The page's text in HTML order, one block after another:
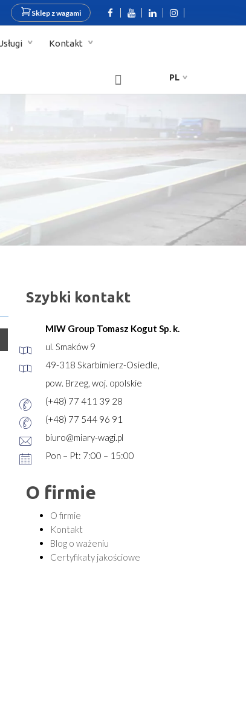
Sklep z wagami
Kontakt
PL
Szybki kontakt
MIW Group Tomasz Kogut Sp. k.
ul. Smaków 9
49-318 Skarbimierz-Osiedle,
pow. Brzeg, woj. opolskie
(+48) 77 411 39 28
(+48) 77 544 96 91
biuro@miary-wagi.pl
Pon – Pt: 7:00 – 15:00
O firmie
O firmie
Kontakt
Blog o ważeniu
Certyfikaty jakościowe